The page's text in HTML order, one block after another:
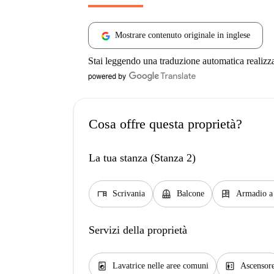
Mostrare contenuto originale in inglese
Stai leggendo una traduzione automatica
Cosa offre questa proprietà?
La tua stanza (Stanza 2)
desk Scrivania balcony Balcone dresser Armadio
Servizi della proprietà
local_laundry_service Lavatrice nelle aree comuni elevator